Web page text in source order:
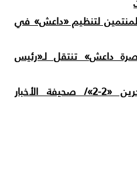
لتنظيم «داعش» في
تنتقل لـ«رئيس
الموالون السنة في البحرين «2-2»/ صحيفة الأخبار